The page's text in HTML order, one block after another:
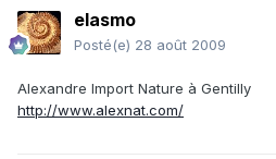
elasmo
Posté(e) 28 août 2009
Alexandre Import Nature à Gentilly
http://www.alexnat.com/